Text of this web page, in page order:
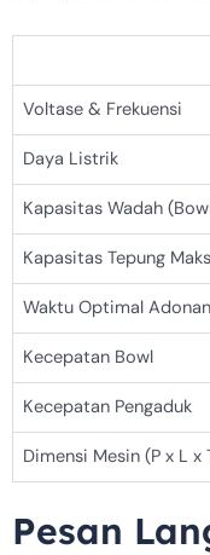
Voltase & Frekuensi
Daya Listrik
Kapasitas Wadah
Kapasitas Tepung
Waktu Optimal Adonan
Kecepatan Bowl
Kecepatan Pengaduk
Dimensi Mesin (P x L x
Pesan